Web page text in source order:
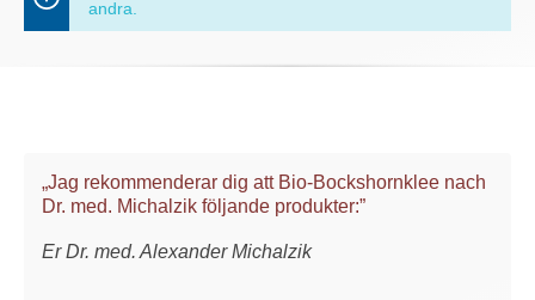
andra.
„Jag rekommenderar dig att Bio-Bockshornklee nach
Dr. med. Michalzik följande produkter:”
Er Dr. med. Alexander Michalzik